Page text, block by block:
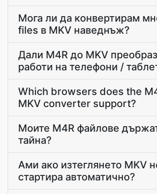
Мога ли да конвертирам
files в MKV наведнъж?
Дали M4R до MKV
работи на телефони /
Which browsers does the
MKV converter support?
Моите M4R файлове
тайна?
Ами ако изтеглянето MKV
стартира автоматично?